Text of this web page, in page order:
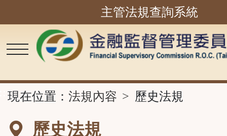
內
容
主管法規查詢系統
現在位置： 法規內容 歷史法規
歷史法規